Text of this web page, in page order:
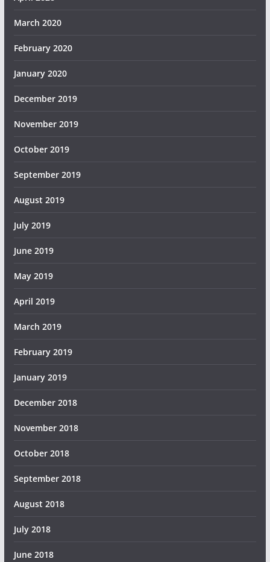
March 2020
February 2020
January 2020
December 2019
November 2019
October 2019
September 2019
August 2019
July 2019
June 2019
May 2019
April 2019
March 2019
February 2019
January 2019
December 2018
November 2018
October 2018
September 2018
August 2018
July 2018
June 2018